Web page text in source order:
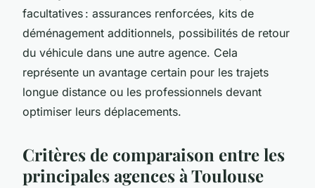
facultatives : assurances renforcées, kits de
déménagement additionnels, possibilités de retour
du véhicule dans une autre agence. Cela
représente un avantage certain pour les trajets
longue distance ou les professionnels devant
optimiser leurs déplacements.
Critères de comparaison entre les
principales agences à Toulouse